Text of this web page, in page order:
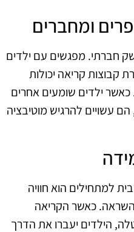
ומחברים
חברתי. מפגשים עם ילדים
קבוצות קריאה יכולות
כאשר ילדים שומעים אחרים
עשויים להרגיש מוטיבציה
למתחילים הוא חוויה
השראה. כאשר הקריאה
הילדים יעברו את הדרך